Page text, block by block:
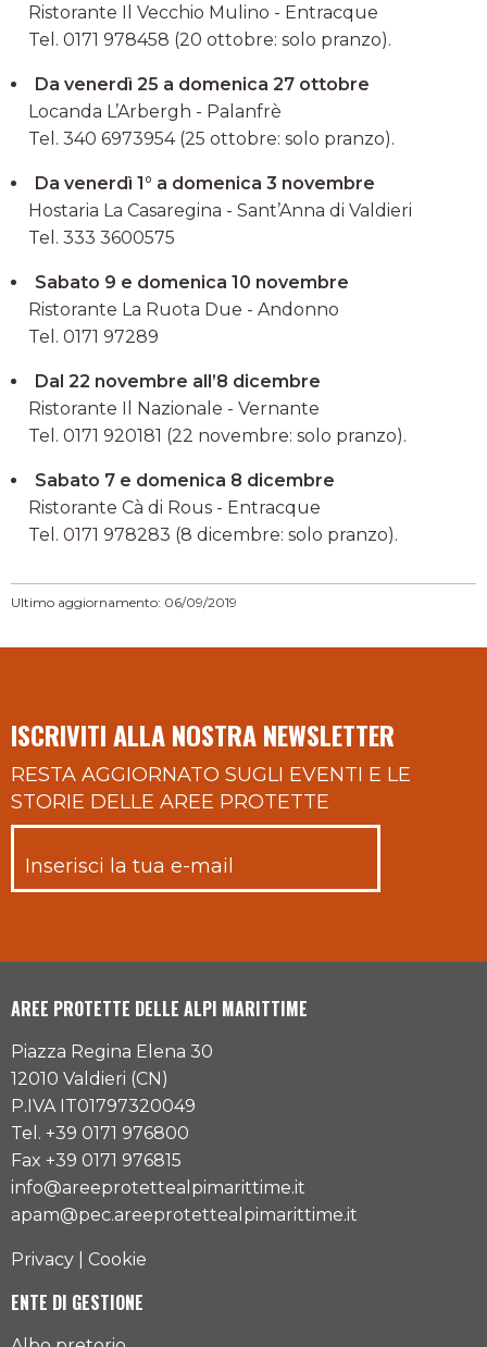
Ristorante Il Vecchio Mulino - Entracque
Tel. 0171 978458 (20 ottobre: solo pranzo).
Da venerdì 25 a domenica 27 ottobre
Locanda L’Arbergh - Palanfrè
Tel. 340 6973954 (25 ottobre: solo pranzo).
Da venerdì 1° a domenica 3 novembre
Hostaria La Casaregina - Sant’Anna di Valdieri
Tel. 333 3600575
Sabato 9 e domenica 10 novembre
Ristorante La Ruota Due - Andonno
Tel. 0171 97289
Dal 22 novembre all’8 dicembre
Ristorante Il Nazionale - Vernante
Tel. 0171 920181 (22 novembre: solo pranzo).
Sabato 7 e domenica 8 dicembre
Ristorante Cà di Rous - Entracque
Tel. 0171 978283 (8 dicembre: solo pranzo).
Ultimo aggiornamento: 06/09/2019
ISCRIVITI ALLA NOSTRA NEWSLETTER
RESTA AGGIORNATO SUGLI EVENTI E LE
STORIE DELLE AREE PROTETTE
AREE PROTETTE DELLE ALPI MARITTIME
Piazza Regina Elena 30
12010 Valdieri (CN)
P.IVA IT01797320049
Tel. +39 0171 976800
Fax +39 0171 976815
info@areeprotettealpimarittime.it
apam@pec.areeprotettealpimarittime.it
Privacy Cookie
ENTE DI GESTIONE